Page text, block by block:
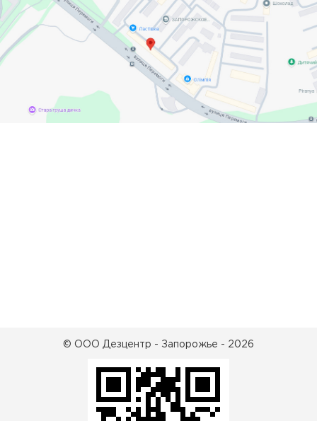
© ООО Дезцентр - Запорожье - 2026